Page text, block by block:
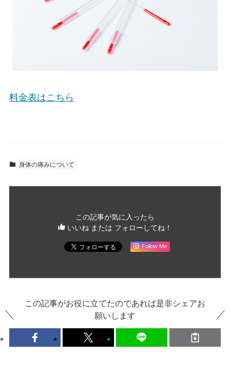
料金表はこちら
身体の痛みについて
この記事が気に入ったら
いいね または フォローしてね！
Follow Me
この記事がお役に立てたのであれば是非シェアお
願いします